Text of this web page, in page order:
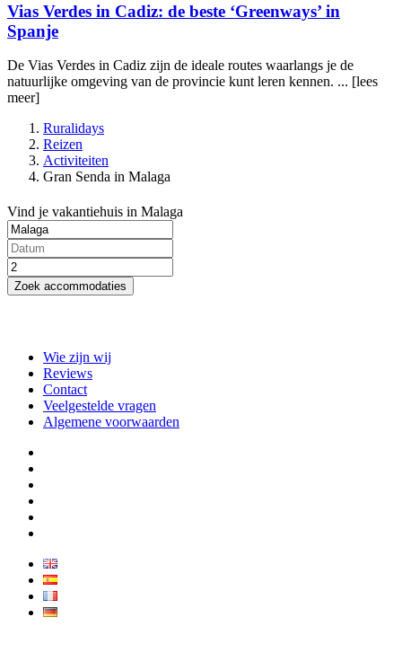
Vias Verdes in Cadiz: de beste ‘Greenways’ in
Spanje
De Vias Verdes in Cadiz zijn de ideale routes waarlangs je de
natuurlijke omgeving van de provincie kunt leren kennen. ... [lees
meer]
Ruralidays
Reizen
Activiteiten
Gran Senda in Malaga
Vind je vakantiehuis in Malaga
Zoek accommodaties
Wie zijn wij
Reviews
Contact
Veelgestelde vragen
Algemene voorwaarden